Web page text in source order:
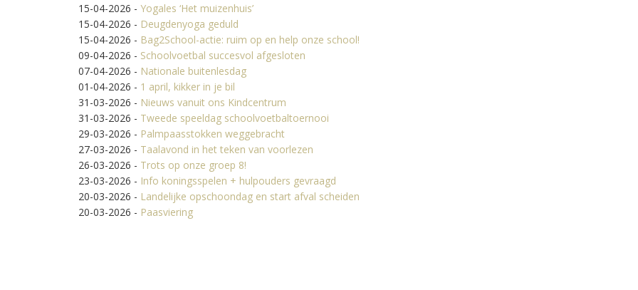
15-04-2026 - Yogales ‘Het muizenhuis’
15-04-2026 - Deugdenyoga geduld
15-04-2026 - Bag2School-actie: ruim op en help onze school!
09-04-2026 - Schoolvoetbal succesvol afgesloten
07-04-2026 - Nationale buitenlesdag
01-04-2026 - 1 april, kikker in je bil
31-03-2026 - Nieuws vanuit ons Kindcentrum
31-03-2026 - Tweede speeldag schoolvoetbaltoernooi
29-03-2026 - Palmpaasstokken weggebracht
27-03-2026 - Taalavond in het teken van voorlezen
26-03-2026 - Trots op onze groep 8!
23-03-2026 - Info koningsspelen + hulpouders gevraagd
20-03-2026 - Landelijke opschoondag en start afval scheiden
20-03-2026 - Paasviering